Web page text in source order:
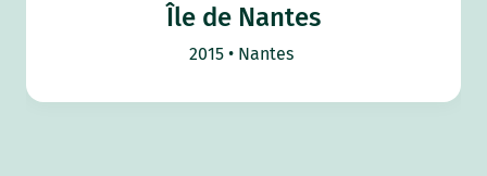
Île de Nantes
2015 Nantes